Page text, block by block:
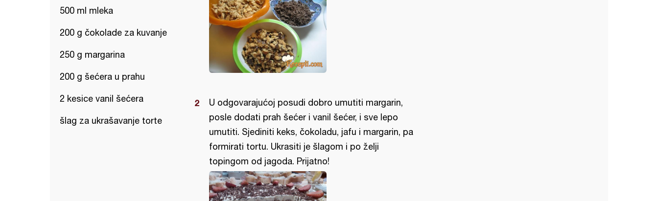
500 ml mleka
200 g čokolade za kuvanje
250 g margarina
200 g šećera u prahu
2 kesice vanil šećera
šlag za ukrašavanje torte
U odgovarajućoj posudi dobro umutiti margarin,
posle dodati prah šećer i vanil šećer, i sve lepo
umutiti. Sjediniti keks, čokoladu, jafu i margarin, pa
formirati tortu. Ukrasiti je šlagom i po želji
topingom od jagoda. Prijatno!